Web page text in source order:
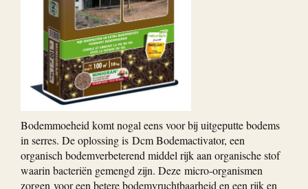
Bodemmoeheid komt nogal eens voor bij uitgeputte bodems
in serres. De oplossing is Dcm Bodemactivator, een
organisch bodemverbeterend middel rijk aan organische stof
waarin bacteriën gemengd zijn. Deze micro-organismen
zorgen voor een betere bodemvruchtbaarheid en een rijk en